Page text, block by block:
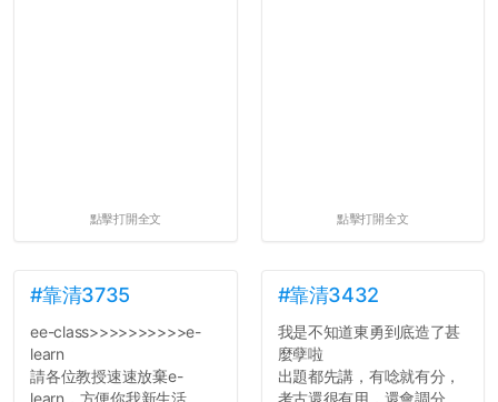
點擊打開全文 點擊打開全文
#靠清3735
ee-class>>>>>>>>>>e-
learn
請各位教授速速放棄e-
learn，方便你我新生活
#靠清3432
我是不知道東勇到底造了甚
麼孽啦
出題都先講，有唸就有分，
考古還很有用，還會調分